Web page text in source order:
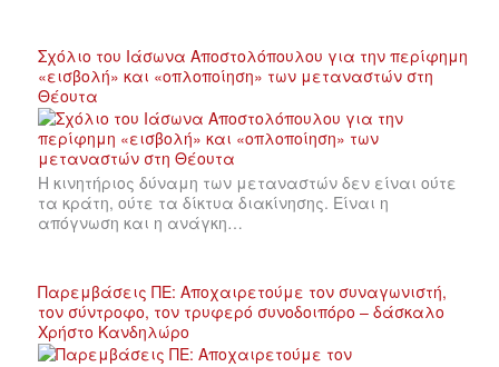
Σχόλιο του Ιάσωνα Αποστολόπουλου για την περίφημη
«εισβολή» και «οπλοποίηση» των μεταναστών στη
Θέουτα
Η κινητήριος δύναμη των μεταναστών δεν είναι ούτε
τα κράτη, ούτε τα δίκτυα διακίνησης. Είναι η
απόγνωση και η ανάγκη…
Παρεμβάσεις ΠΕ: Αποχαιρετούμε τον συναγωνιστή,
τον σύντροφο, τον τρυφερό συνοδοιπόρο – δάσκαλο
Χρήστο Κανδηλώρο